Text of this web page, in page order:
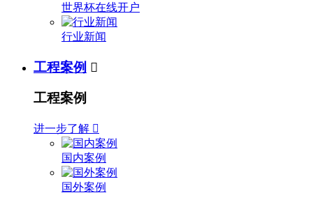
世界杯在线开户
行业新闻
工程案例 
工程案例
进一步了解 
国内案例
国外案例